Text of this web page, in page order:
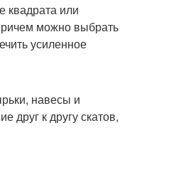
или
можно выбрать
усиленное
навесы и
друг к другу скатов,